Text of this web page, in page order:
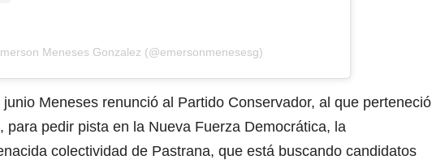
Meneses Gonzalez (@emersonmenesesg)
Meneses renunció al Partido Conservador, al que perteneció
para pedir pista en la Nueva Fuerza Democrática, la
colectividad de Pastrana, que está buscando candidatos